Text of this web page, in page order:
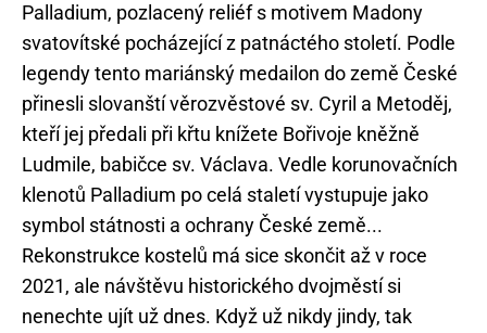
Palladium, pozlacený reliéf s motivem Madony
svatovítské pocházející z patnáctého století. Podle
legendy tento mariánský medailon do země České
přinesli slovanští věrozvěstové sv. Cyril a Metoděj,
kteří jej předali při křtu knížete Bořivoje kněžně
Ludmile, babičce sv. Václava. Vedle korunovačních
klenotů Palladium po celá staletí vystupuje jako
symbol státnosti a ochrany České země...
Rekonstrukce kostelů má sice skončit až v roce
2021, ale návštěvu historického dvojměstí si
nenechte ujít už dnes. Když už nikdy jindy, tak